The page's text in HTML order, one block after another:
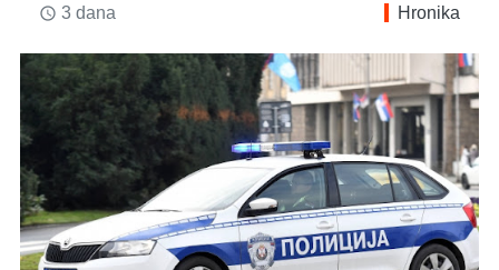
access_time 3 dana Hronika